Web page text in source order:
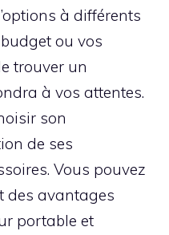
à différents
ou vos
trouver un
à vos attentes.
son
de ses
Vous pouvez
des avantages
portable et